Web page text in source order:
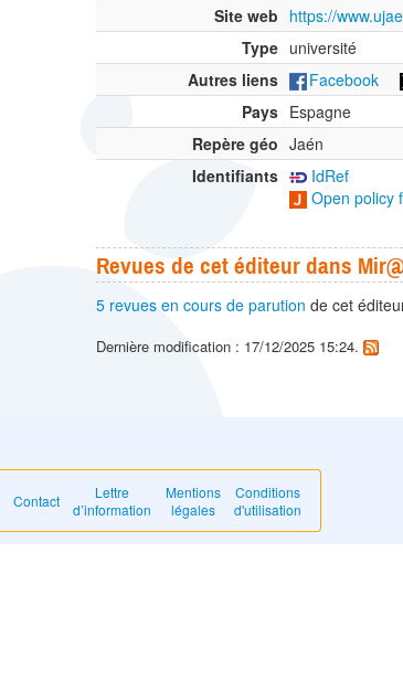
Site web https://
Type université
Autres liens
Facebook
Pays Espagne
Repère géo Jaén
Identifiants
IdRef
Open policy
Revues de cet éditeur dans
5 revues en cours de parution de cet
Dernière modification : 17/12/2025 15:24.
Contact
Lettre
d’information
Mentions
légales
Conditions
d'utilisation